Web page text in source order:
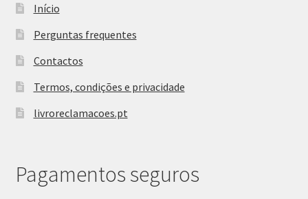
Início
Perguntas frequentes
Contactos
Termos, condições e privacidade
livroreclamacoes.pt
Pagamentos seguros